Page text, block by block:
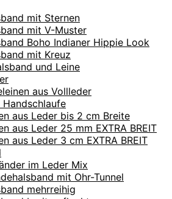
mit Sternen
mit V-Muster
Boho Indianer Hippie Look
mit Kreuz
und Leine
aus Vollleder
Handschlaufe
aus Leder bis 2 cm Breite
aus Leder 25 mm EXTRA BREIT
aus Leder 3 cm EXTRA BREIT
im Leder Mix
mit Ohr-Tunnel
mehrreihig